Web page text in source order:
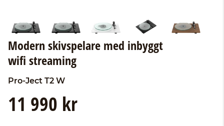
Modern skivspelare med inbyggt
wifi streaming
Pro-Ject T2 W
11 990 kr